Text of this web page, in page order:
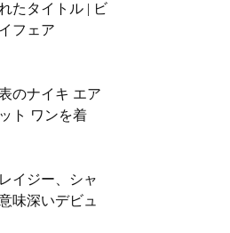
たタイトル | ビ
フェア
のナイキ エア
ト ワンを着
イジー、シャ
味深いデビュ